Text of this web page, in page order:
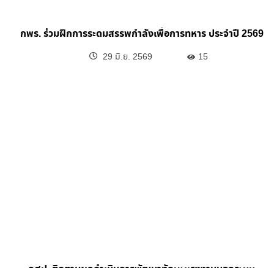
กพร. ร่วมฝึกการระดมสรรพกำลังเพื่อการทหาร ประจำปี 2569
29 มิ.ย. 2569 15